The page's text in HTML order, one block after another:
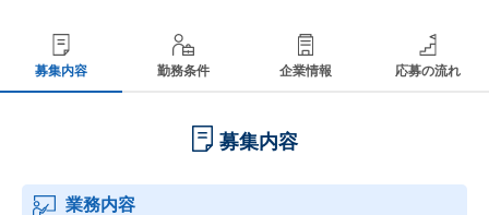
募集内容 勤務条件 企業情報 応募の流れ
募集内容
業務内容